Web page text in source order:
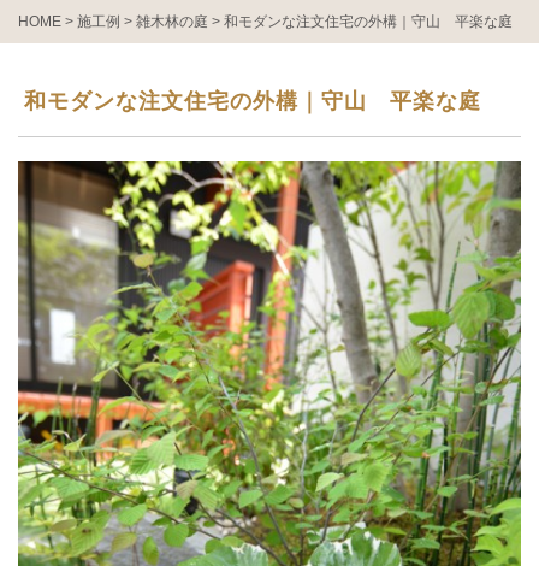
HOME > 施工例 > 雑木林の庭 > 和モダンな注文住宅の外構｜守山 平楽な庭
和モダンな注文住宅の外構｜守山 平楽な庭